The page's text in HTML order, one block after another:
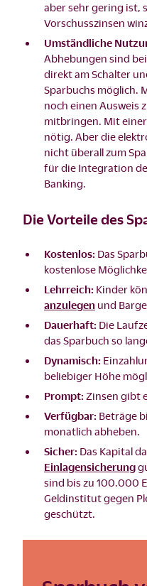
aber sehr gering ist,
Vorschusszinsen
Umständliche
Abhebungen sind
direkt am Schalter
Sparbuchs möglich.
noch einen Ausweis
mitbringen. Mit
nötig. Aber die
nicht überall zum
für die Integration
Banking.
Die Vorteile des
Kostenlos: Das
kostenlose
Lehrreich: Kinder
anzulegen und
Dauerhaft: Die
das Sparbuch so
Dynamisch:
beliebiger Höhe
Prompt: Zinsen gibt
Verfügbar: Beträge
monatlich abheben.
Sicher: Das Kapital
Einlagensicherung
sind bis zu 100.000
Geldinstitut gegen
geschützt.